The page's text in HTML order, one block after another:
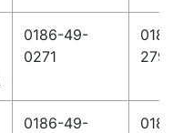
0186-49-
0271
0186-49-